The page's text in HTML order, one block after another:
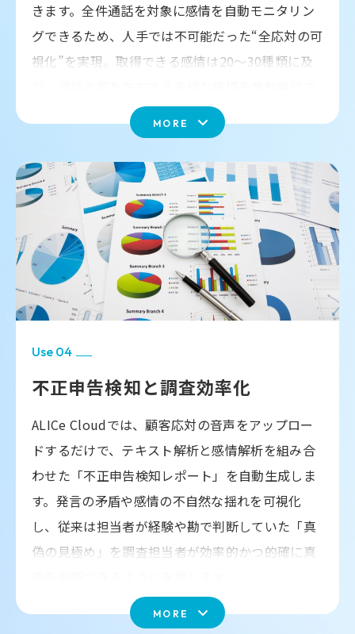
す。
単なる「改善が必要」という指摘にとどまら
ず、「なぜ改善が必要なのか」「どうすれば改
「01:37『はい、そうなんですね。ではこちら
をご案内いたします。』と伝えた場面では背景
共有への共感が弱めに伝わりました。次回は
『素敵なお取り組みですね。お礼のお気持ちが
伝わるようご案内いたします』と一言添えるこ
とで、温度感がより自然に伝わります。」とい
った形で、発話時間と改善例を紐づけて提示。
抽象的な“改善しましょう”ではなく、即現場で
実行できる改善アクションが得られます。
5.その他出力データ
全文の文字起こしに加え、発話ごとの感情推移
や傾向サマリを時系列で可視化。例えば、オペ
レーターの寄り添い姿勢や傾聴の度合いを示す
感情パラメータ「Anticipation（期待）」をグ
ラフ化し、高パフォーマーとの比較を行えば、
「顧客の発言に適切に反応できているか」「会
話のエンゲージメントを高められているか」を
が支配しているのかを示す「Atmosphere（会
話雰囲気）」を時系列で可視化することで、
がフォローを行い、オペレーターの安心感を高め
ることができます。
業員一人ひとりのコンディションに寄り添ったマ
ネジメントが可能になります。その効果は単なる
ストレス軽減にとどまらず、「自分の状態を組織
が把握してくれている」という安心感をオペレー
ターに与え、心理的安全性を確保。結果として 働
きやすい職場環境づくり、業務定着の促進、生産
性・モチベーションの向上を実現し、CS（顧客満
足度）とES（従業員満足度）の両立を支える基盤
を整えることができます。
MORE
きます。全件通話を対象に感情を自動モニタリン
グできるため、人手では不可能だった“全応対の可
視化”を実現。取得できる感情は20～30種類に及
監視します。これにより通話全体の感情の流れを
時系列で可視化し、「不満」「怒り」「不安」の
急上昇といった危険信号を早期に検知できます。
例えば、
顧客の「不満」や「怒り」が説明中に急上昇し
た場合にはスーパーバイザーが即座に介入・指
示を行い、クレームを未然に防止
場合、リアルタイムでフォローを入れることで
顧客の不信感を回避。
「会話雰囲気」がネガティブに傾いた際には、
エスカレーションの判断材料として即座に活用
可能。
エネルギー
(energy)
期待
(anticipation)
(emotionCognitiveRatio)
Use 04
不正申告検知と調査効率化
MORE
ALICe Cloudでは、顧客応対の音声をアップロー
ドするだけで、テキスト解析と感情解析を組み合
わせた「不正申告検知レポート」を自動生成しま
す。発言の矛盾や感情の不自然な揺れを可視化
し、従来は担当者が経験や勘で判断していた「真
偽の見極め」を調査担当者が効率的かつ的確に真
レポートの主な構成要素